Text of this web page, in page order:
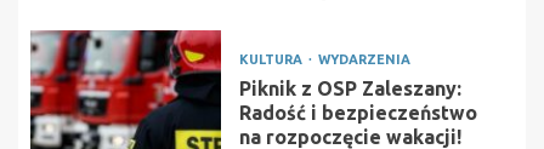
KULTURA WYDARZENIA
Piknik z OSP Zaleszany:
Radość i bezpieczeństwo
na rozpoczęcie wakacji!